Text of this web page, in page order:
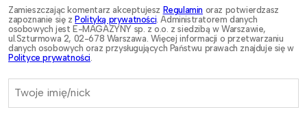
Zamieszczając komentarz akceptujesz Regulamin oraz potwierdzasz
zapoznanie się zPolityką prywatności . Administratorem danych
osobowych jest E-MAGAZYNY sp. z o.o. z siedzibą w Warszawie,
ul.Szturmowa 2, 02-678 Warszawa. Więcej informacji o przetwarzaniu
danych osobowych oraz przysługujących Państwu prawach znajduje się w
Polityce prywatności